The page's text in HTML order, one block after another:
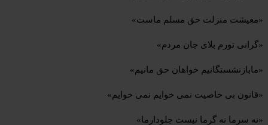
«معیشت منزلت حق مسلم ماست»
«گرانی تورم بلای جان مردم»
«مابازنشستگانیم خواهان حق مانیم»
«قانون بی خاصیت نمی خوایم نمی خوایم»
«نه سرما نه گرما نیست جلودارما»